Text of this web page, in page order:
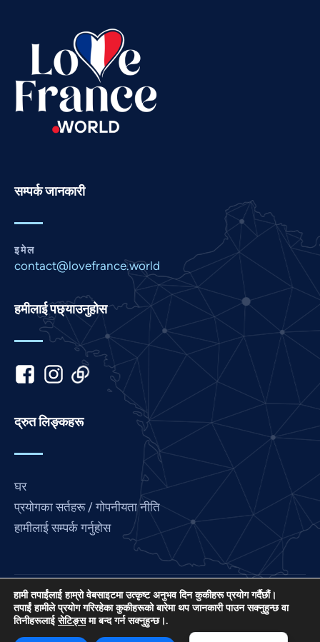
सम्पर्क जानकारी
इमेल
contact@lovefrance.world
हमीलाई पछ्याउनुहोस
द्रुत लिङ्कहरू
घर
प्रयोगका सर्तहरू / गोपनीयता नीति
हामीलाई सम्पर्क गर्नुहोस
लभ फ्रान्स अन्तर्राष्ट्रिय प्रार्थना जडानको परियोजना हो, एक US
501 (C) (3) गैर-लाभकारी EIN: 85-3845307।
हामी तपाईंलाई हाम्रो वेबसाइटमा उत्कृष्ट अनुभव दिन कुकीहरू प्रयोग गर्दैछौं।
तपाईं हामीले प्रयोग गरिरहेका कुकीहरूको बारेमा थप जानकारी पाउन सक्नुहुन्छ वा
तिनीहरूलाईसेटिङ्समा बन्द गर्न सक्नुहुन्छ।.
Afrikaans
Arabic
Bengali
Finnish
French
German
Indonesian
Italian
Kannada
Korean
Malay
Marathi